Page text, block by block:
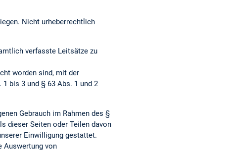
Nicht urheberrechtlich
verfasste Leitsätze zu
worden sind, mit der
bis 3 und § 63 Abs. 1 und 2
Gebrauch im Rahmen des §
dieser Seiten oder Teilen davon
Einwilligung gestattet.
Auswertung von